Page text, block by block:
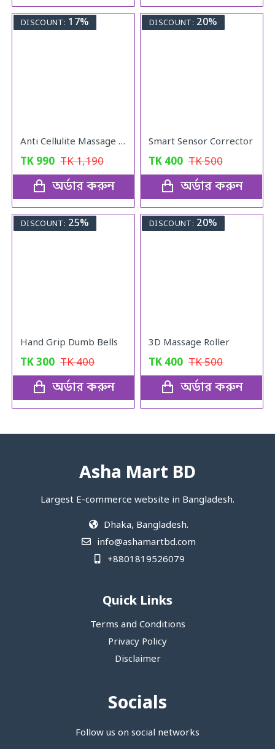
DISCOUNT: 17%
Anti Cellulite Massage Oil
TK 990 TK1,190
অর্ডার করুন
DISCOUNT: 20%
Smart Sensor Corrector
TK 400 TK500
অর্ডার করুন
DISCOUNT: 25%
Hand Grip Dumb Bells
TK300 TK400
অর্ডার করুন
DISCOUNT: 20%
3D Massage Roller
TK 400 TK500
অর্ডার করুন
Asha Mart BD
Largest E-commerce website in Bangladesh.
Dhaka, Bangladesh.
info@ashamartbd.com
+8801819526079
Quick Links
Terms and Conditions
Privacy Policy
Disclaimer
Socials
Follow us on social networks